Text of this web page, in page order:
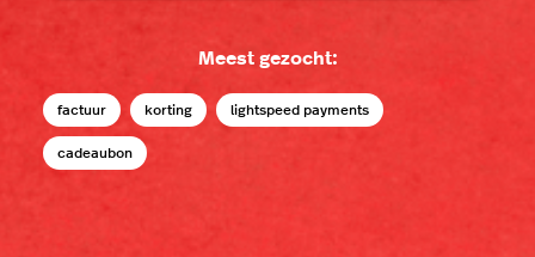
Meest gezocht:
factuur korting lightspeed payments
cadeaubon